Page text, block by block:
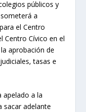
públicos y
a
el Centro
Centro Cívico en el
aprobación de
tasas e
apelado a la
sacar adelante